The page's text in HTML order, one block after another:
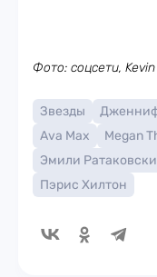
Фото: соцсети,
Звезды
Ava Max
Megan
Эмили Ратаковски
Пэрис Хилтон